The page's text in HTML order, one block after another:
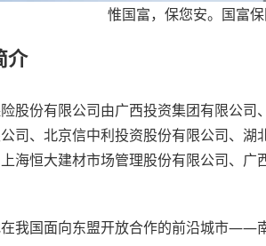
惟国富，保您安。国富保
介
股份有限公司由广西投资集团有限公
司、北京信中利投资股份有限公司、
海恒大建材市场管理股份有限公司、
我国面向东盟开放合作的前沿城市——南